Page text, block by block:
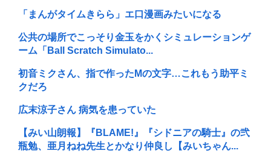
「まんがタイムきらら」エ口漫画みたいになる
公共の場所でこっそり金玉をかくシミュレーションゲ
ーム「Ball Scratch Simulato...
初音ミクさん、指で作ったMの文字…これもう助平ミ
クだろ
広末涼子さん 病気を患っていた
【みい山朗報】『BLAME!』『シドニアの騎士』の弐
瓶勉、亜月ねね先生とかなり仲良し【みいちゃん...